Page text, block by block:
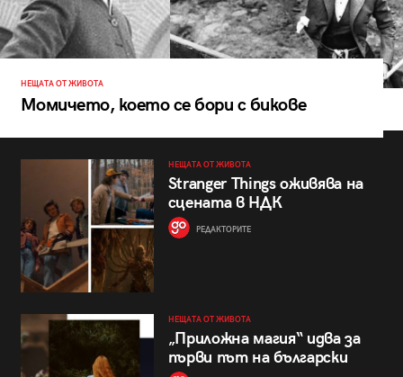
НЕЩАТА ОТ ЖИВОТА
Момичето, което се бори с бикове
НЕЩАТА ОТ ЖИВОТА
Stranger Things оживява на
сцената в НДК
РЕДАКТОРИТЕ
НЕЩАТА ОТ ЖИВОТА
„Приложна магия“ идва за
първи път на български